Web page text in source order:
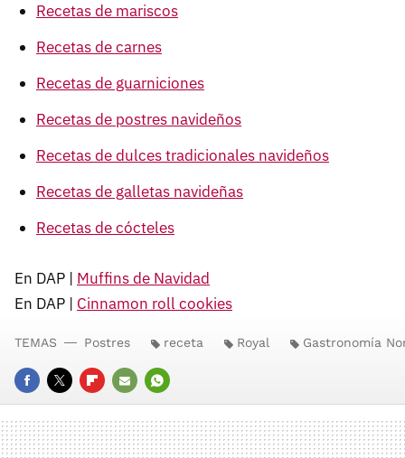
Recetas de mariscos
Recetas de carnes
Recetas de guarniciones
Recetas de postres navideños
Recetas de dulces tradicionales navideños
Recetas de galletas navideñas
Recetas de cócteles
En DAP | Muffins de Navidad
En DAP | Cinnamon roll cookies
FACEBOOK
TWITTERFLIPBOARD
E-
MAIL
WHATSAPP
TEMAS Postres receta Royal Gastronomía